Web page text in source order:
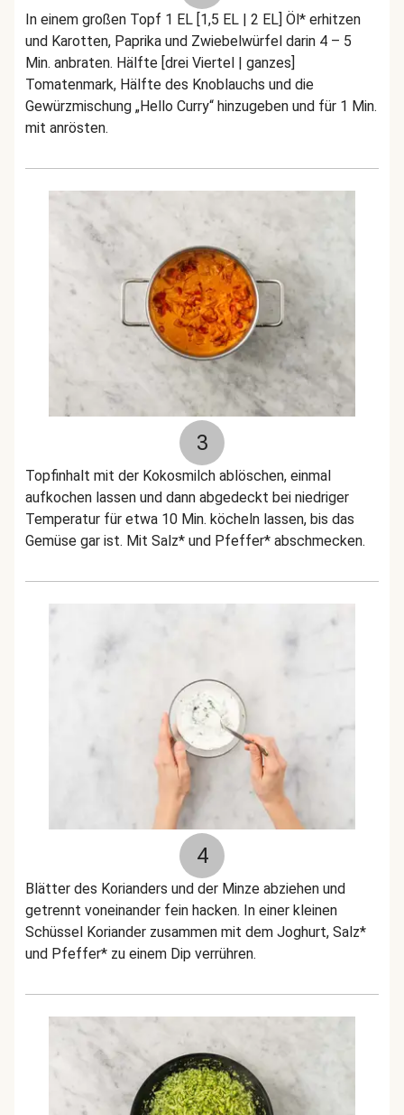
In einem großen Topf 1 EL [1,5 EL | 2 EL] Öl* erhitzen
und Karotten, Paprika und Zwiebelwürfel darin 4 – 5
Min. anbraten. Hälfte [drei Viertel | ganzes]
Tomatenmark, Hälfte des Knoblauchs und die
Gewürzmischung „Hello Curry“ hinzugeben und für 1 Min.
mit anrösten.
3
Topfinhalt mit der Kokosmilch ablöschen, einmal
aufkochen lassen und dann abgedeckt bei niedriger
Temperatur für etwa 10 Min. köcheln lassen, bis das
Gemüse gar ist. Mit Salz* und Pfeffer* abschmecken.
4
Blätter des Korianders und der Minze abziehen und
getrennt voneinander fein hacken. In einer kleinen
Schüssel Koriander zusammen mit dem Joghurt, Salz*
und Pfeffer* zu einem Dip verrühren.